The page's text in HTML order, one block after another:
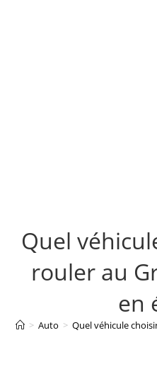
Quel
rouler au
en
> Auto > Quel véhicule